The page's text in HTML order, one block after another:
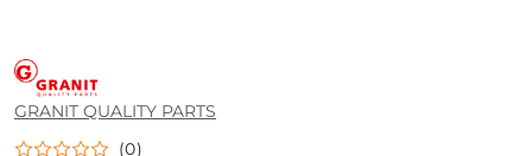
GRANIT
QUALITY
PARTS
GRANIT QUALITY PARTS
(0)